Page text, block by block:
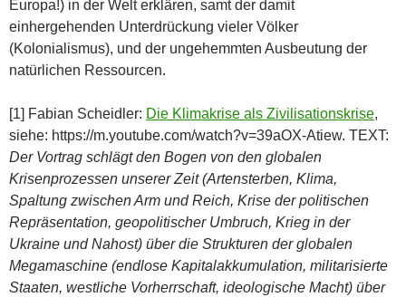
Europa!) in der Welt erklären, samt der damit
einhergehenden Unterdrückung vieler Völker
(Kolonialismus), und der ungehemmten Ausbeutung der
natürlichen Ressourcen.
[1] Fabian Scheidler: Die Klimakrise als Zivilisationskrise,
siehe: https://m.youtube.com/watch?v=39aOX-Atiew. TEXT:
Der Vortrag schlägt den Bogen von den globalen
Krisenprozessen unserer Zeit (Artensterben, Klima,
Spaltung zwischen Arm und Reich, Krise der politischen
Repräsentation, geopolitischer Umbruch, Krieg in der
Ukraine und Nahost) über die Strukturen der globalen
Megamaschine (endlose Kapitalakkumulation, militarisierte
Staaten, westliche Vorherrschaft, ideologische Macht) über